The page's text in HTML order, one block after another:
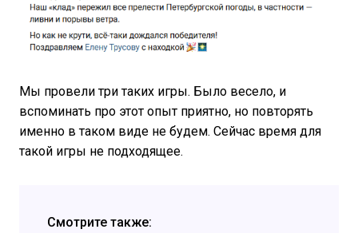
Мы провели три таких игры. Было весело, и
вспоминать про этот опыт приятно, но повторять
именно в таком виде не будем. Сейчас время для
такой игры не подходящее.
Смотрите также: